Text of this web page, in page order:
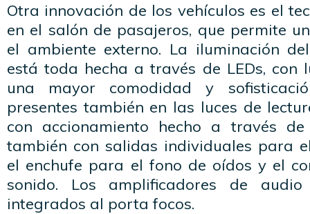
Otra innovación de los vehículos es el
en el salón de pasajeros, que permite
el ambiente externo. La iluminación
está toda hecha a través de LEDs, con
una mayor comodidad y
presentes también en las luces de
con accionamiento hecho a través
también con salidas individuales para
el enchufe para el fono de oídos y el
sonido. Los amplificadores de
integrados al porta focos.